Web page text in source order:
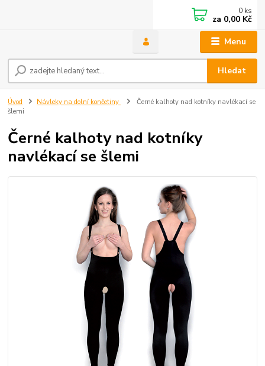
Menu
Hledat
0 ks
za 0,00 Kč
Úvod Návleky na dolní končetiny
Černé kalhoty nad kotníky navlékací se
šlemi
Černé kalhoty nad kotníky
navlékací se šlemi